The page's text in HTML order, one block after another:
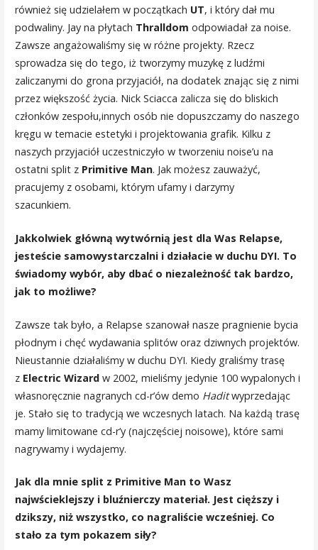
również się udzielałem w początkach UT, i który dał mu
podwaliny. Jay na płytach Thralldom odpowiadał za noise.
Zawsze angażowaliśmy się w różne projekty. Rzecz
sprowadza się do tego, iż tworzymy muzykę z ludźmi
zaliczanymi do grona przyjaciół, na dodatek znając się z nimi
przez większość życia. Nick Sciacca zalicza się do bliskich
członków zespołu,innych osób nie dopuszczamy do naszego
kręgu w temacie estetyki i projektowania grafik. Kilku z
naszych przyjaciół uczestniczyło w tworzeniu noise’u na
ostatni split z Primitive Man. Jak możesz zauważyć,
pracujemy z osobami, którym ufamy i darzymy
szacunkiem.
Jakkolwiek główną wytwórnią jest dla Was Relapse,
jesteście samowystarczalni i działacie w duchu DYI. To
świadomy wybór, aby dbać o niezależność tak bardzo,
jak to możliwe?
Zawsze tak było, a Relapse szanował nasze pragnienie bycia
płodnym i chęć wydawania splitów oraz dziwnych projektów.
Nieustannie działaliśmy w duchu DYI. Kiedy graliśmy trasę
z Electric Wizardw 2002, mieliśmy jedynie 100 wypalonych i
własnoręcznie nagranych cd-r’ów demo Haditwyprzedając
je. Stało się to tradycją we wczesnych latach. Na każdą trasę
mamy limitowane cd-r’y (najczęściej noisowe), które sami
nagrywamy i wydajemy.
Jak dla mnie split z Primitive Man to Wasz
najwścieklejszy i bluźnierczy materiał. Jest cięższy i
dzikszy, niż wszystko, co nagraliście wcześniej. Co
stało za tym pokazem siły?